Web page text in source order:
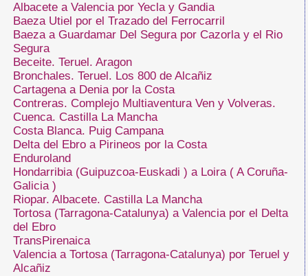
Albacete a Valencia por Yecla y Gandia
Baeza Utiel por el Trazado del Ferrocarril
Baeza a Guardamar Del Segura por Cazorla y el Rio
Segura
Beceite. Teruel. Aragon
Bronchales. Teruel. Los 800 de Alcañiz
Cartagena a Denia por la Costa
Contreras. Complejo Multiaventura Ven y Volveras.
Cuenca. Castilla La Mancha
Costa Blanca. Puig Campana
Delta del Ebro a Pirineos por la Costa
Enduroland
Hondarribia (Guipuzcoa-Euskadi ) a Loira ( A Coruña-
Galicia )
Riopar. Albacete. Castilla La Mancha
Tortosa (Tarragona-Catalunya) a Valencia por el Delta
del Ebro
TransPirenaica
Valencia a Tortosa (Tarragona-Catalunya) por Teruel y
Alcañiz